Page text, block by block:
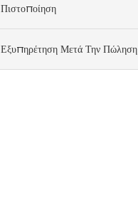
Πιστοποίηση
Εξυπηρέτηση Μετά Την Πώληση